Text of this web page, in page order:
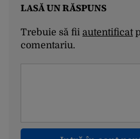
LASĂ UN RĂSPUNS
Trebuie să fii autentificat
comentariu.